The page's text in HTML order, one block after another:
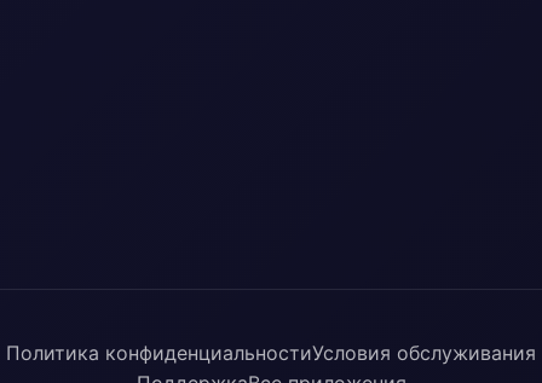
Политика конфиденциальностиУсловия обслуживания